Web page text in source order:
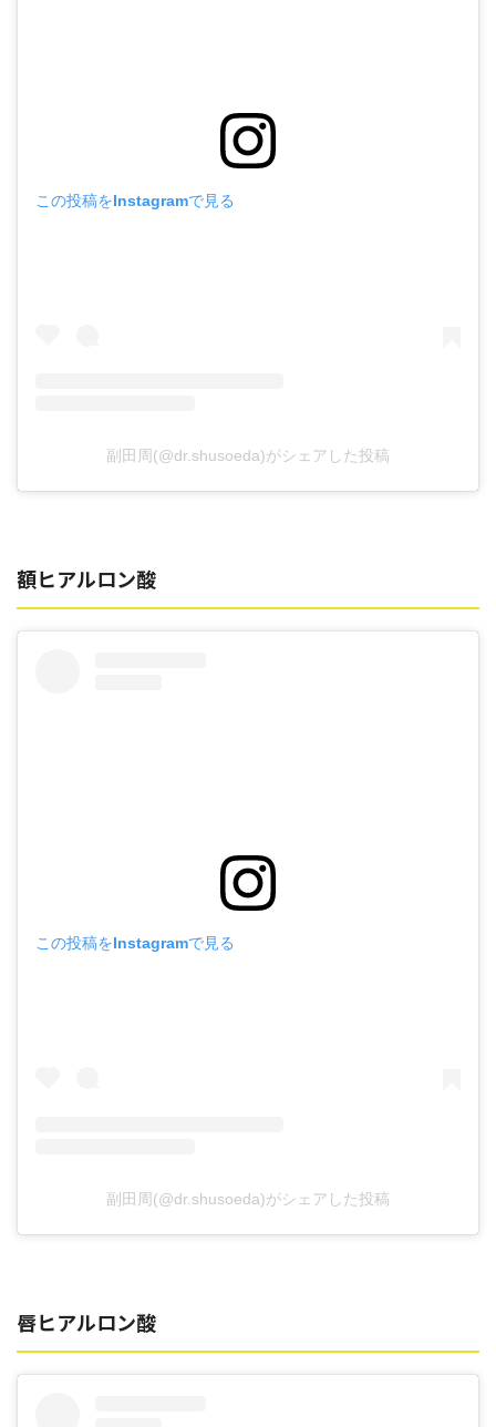
この投稿をInstagramで見る
副田周(@dr.shusoeda)がシェアした投稿
額ヒアルロン酸
この投稿をInstagramで見る
副田周(@dr.shusoeda)がシェアした投稿
唇ヒアルロン酸